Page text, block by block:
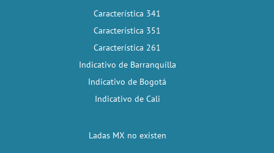
Característica 341
Característica 351
Característica 261
Indicativo de Barranquilla
Indicativo de Bogotá
Indicativo de Cali
Ladas MX no existen